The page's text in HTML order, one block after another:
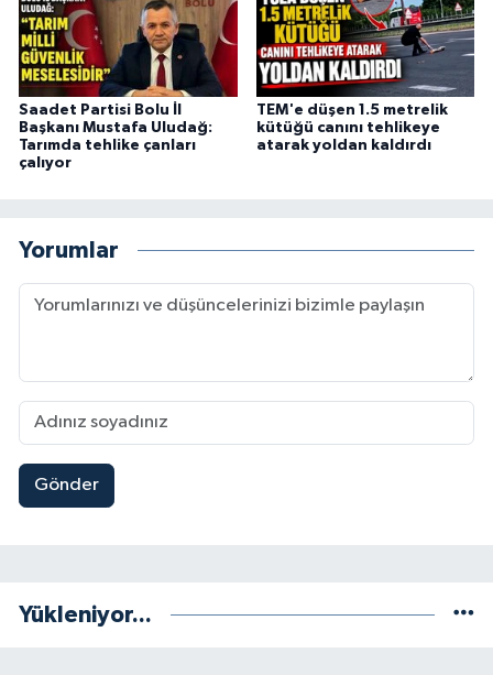
Saadet Partisi Bolu İl
Başkanı Mustafa Uludağ:
Tarımda tehlike çanları
çalıyor
TEM'e düşen 1.5 metrelik
kütüğü canını tehlikeye
atarak yoldan kaldırdı
Yorumlar
Gönder
Yükleniyor...